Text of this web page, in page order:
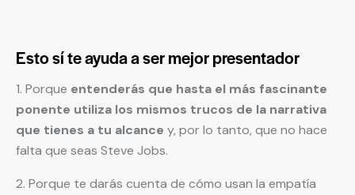
Esto sí te ayuda a ser mejor presentador
1. Porque entenderás que hasta el más fascinante
ponente utiliza los mismos trucos de la narrativa
que tienes a tu alcance y, por lo tanto, que no hace
falta que seas Steve Jobs.
2. Porque te darás cuenta de cómo usan la empatía